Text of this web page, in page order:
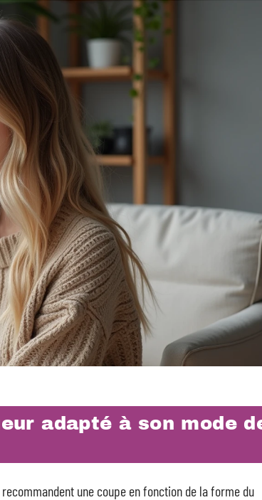
adapté à son mode
une coupe en fonction de la forme du